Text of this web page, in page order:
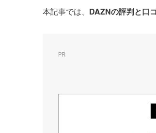
本記事では、 DAZNの評判と口
PR